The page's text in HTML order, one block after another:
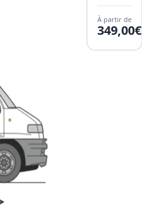
À partir de
349,00€